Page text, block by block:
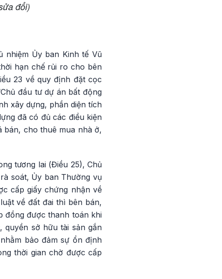
đổi)
nhiệm Ủy ban Kinh tế Vũ
hạn chế rủi ro cho bên
23 về quy định đặt cọc
đầu tư dự án bất động
xây dựng, phần diện tích
đã có đủ các điều kiện
bán, cho thuê mua nhà ở,
tương lai (Điều 25), Chủ
soát, Ủy ban Thường vụ
cấp giấy chứng nhận về
về đất đai thì bên bán,
đồng được thanh toán khi
quyền sở hữu tài sản gắn
bảo đảm sự ổn định
thời gian chờ được cấp